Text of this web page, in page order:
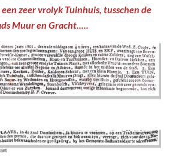
zeer vrolyk Tuinhuis, tusschen de
Muur en Gracht.....